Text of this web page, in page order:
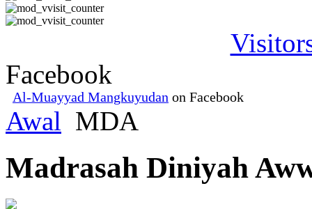
Facebook
Al-Muayyad Mangkuyudan on Facebook
Awal MDA
Madrasah Diniyah